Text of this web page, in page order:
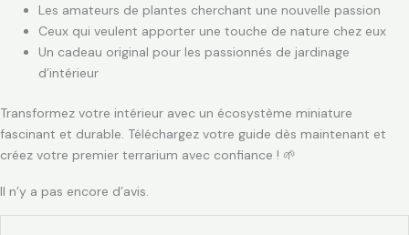
Les amateurs de plantes cherchant une nouvelle passion
Ceux qui veulent apporter une touche de nature chez eux
Un cadeau original pour les passionnés de jardinage
d’intérieur
Transformez votre intérieur avec un écosystème miniature
fascinant et durable. Téléchargez votre guide dès maintenant et
créez votre premier terrarium avec confiance ! 🌱
Il n’y a pas encore d’avis.